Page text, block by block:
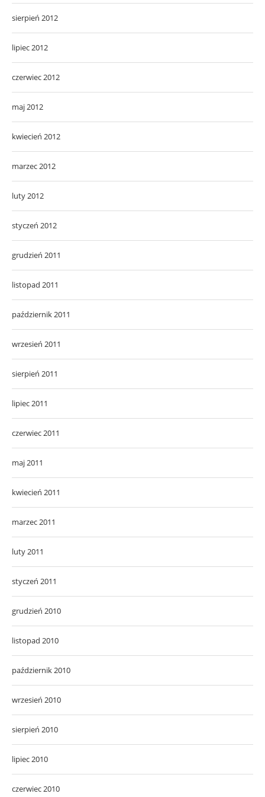
sierpień 2012
lipiec 2012
czerwiec 2012
maj 2012
kwiecień 2012
marzec 2012
luty 2012
styczeń 2012
grudzień 2011
listopad 2011
październik 2011
wrzesień 2011
sierpień 2011
lipiec 2011
czerwiec 2011
maj 2011
kwiecień 2011
marzec 2011
luty 2011
styczeń 2011
grudzień 2010
listopad 2010
październik 2010
wrzesień 2010
sierpień 2010
lipiec 2010
czerwiec 2010